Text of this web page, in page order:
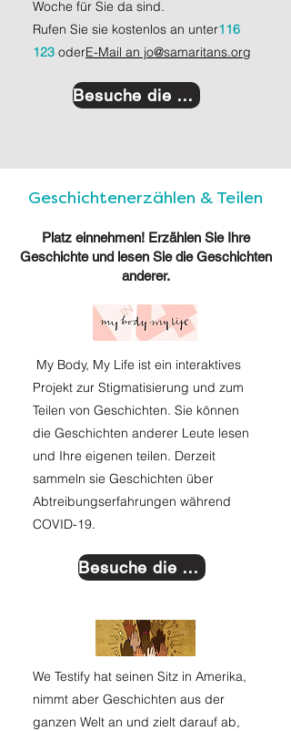
Woche für Sie da sind.
Rufen Sie sie kostenlos an unter116
123 oderE-Mail an jo@samaritans.org
Besuche die Website
Geschichtenerzählen & Teilen
Platz einnehmen! Erzählen Sie Ihre
Geschichte und lesen Sie die Geschichten
anderer.
My Body, My Life ist ein interaktives
Projekt zur Stigmatisierung und zum
Teilen von Geschichten. Sie können
die Geschichten anderer Leute lesen
und Ihre eigenen teilen. Derzeit
sammeln sie Geschichten über
Abtreibungserfahrungen während
COVID-19.
Besuche die Website
We Testify hat seinen Sitz in Amerika,
nimmt aber Geschichten aus der
ganzen Welt an und zielt darauf ab,